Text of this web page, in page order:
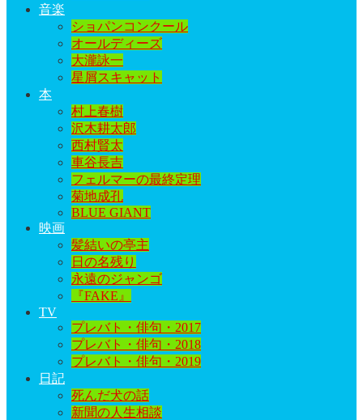
音楽
ショパンコンクール
オールディーズ
大瀧詠一
星屑スキャット
本
村上春樹
沢木耕太郎
西村賢太
車谷長吉
フェルマーの最終定理
菊地成孔
BLUE GIANT
映画
髪結いの亭主
日の名残り
永遠のジャンゴ
『FAKE』
TV
プレバト・俳句・2017
プレバト・俳句・2018
プレバト・俳句・2019
日記
死んだ犬の話
新聞の人生相談